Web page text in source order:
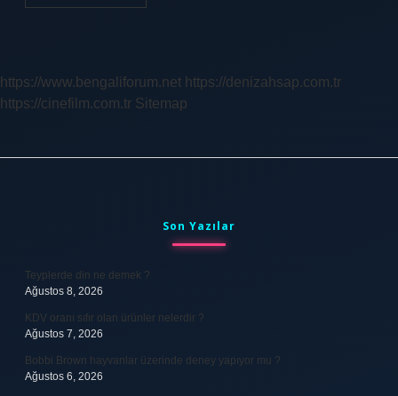
Ile
https://www.bengaliforum.net https://denizahsap.com.tr
https://cinefilm.com.tr Sitemap
Son Yazılar
Teyplerde din ne demek ?
Ağustos 8, 2026
KDV oranı sıfır olan ürünler nelerdir ?
Ağustos 7, 2026
Bobbi Brown hayvanlar üzerinde deney yapıyor mu ?
Ağustos 6, 2026